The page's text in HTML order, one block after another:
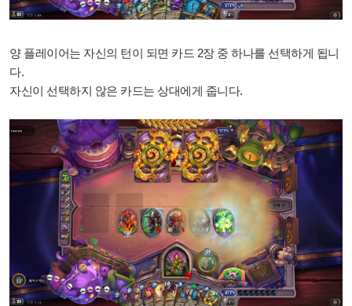
양 플레이어는 자신의 턴이 되면 카드 2장 중 하나를 선택하게 됩니
다.
자신이 선택하지 않은 카드는 상대에게 줍니다.